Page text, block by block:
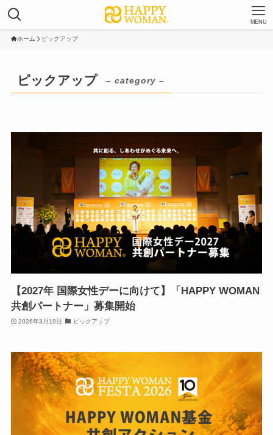
MENU
ホーム ピックアップ
ピックアップ – category –
【2027年 国際女性デーに向けて】「HAPPY WOMAN
共創パートナー」募集開始
2026年3月19日 ピックアップ